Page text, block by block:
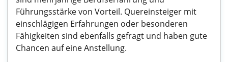
Führungsstärke von Vorteil. Quereinsteiger mit
einschlägigen Erfahrungen oder besonderen
Fähigkeiten sind ebenfalls gefragt und haben gute
Chancen auf eine Anstellung.